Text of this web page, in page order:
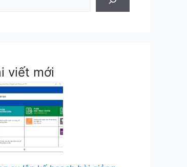
viết mới